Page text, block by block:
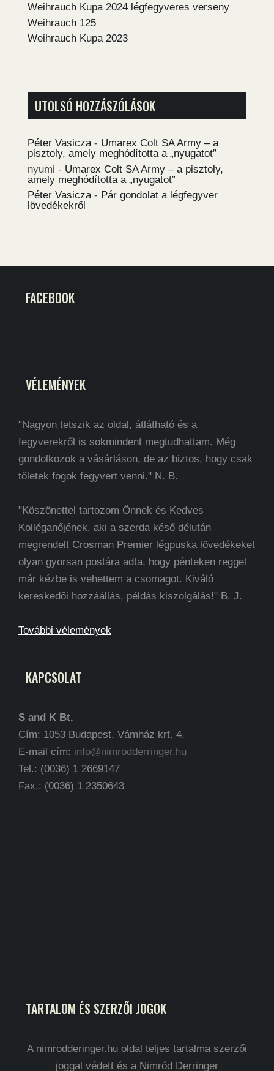
Weihrauch Kupa 2024 légfegyveres verseny
Weihrauch 125
Weihrauch Kupa 2023
UTOLSÓ HOZZÁSZÓLÁSOK
Péter Vasicza- Umarex Colt SA Army – a
pisztoly, amely meghódította a „nyugatot”
nyumi - Umarex Colt SA Army – a pisztoly,
amely meghódította a „nyugatot”
Péter Vasicza- Pár gondolat a légfegyver
lövedékekről
FACEBOOK
VÉLEMÉNYEK
"Nagyon tetszik az oldal, átlátható és a
fegyverekről is sokmindent megtudhattam. Még
gondolkozok a vásárláson, de az biztos, hogy csak
tőletek fogok fegyvert venni." N. B.
"Köszönettel tartozom Önnek és Kedves
Kolléganőjének, aki a szerda késő délután
megrendelt Crosman Premier légpuska lövedékeket
olyan gyorsan postára adta, hogy pénteken reggel
már kézbe is vehettem a csomagot. Kiváló
kereskedői hozzáállás, példás kiszolgálás!" B. J.
További vélemények
KAPCSOLAT
S and K Bt.
Cím: 1053 Budapest, Vámház krt. 4.
E-mail cím: info@nimrodderringer.hu
Tel.: (0036) 1 2669147
Fax.: (0036) 1 2350643
TARTALOM ÉS SZERZŐI JOGOK
A nimrodderinger.hu oldal teljes tartalma szerzői
joggal védett és a Nimród Derringer